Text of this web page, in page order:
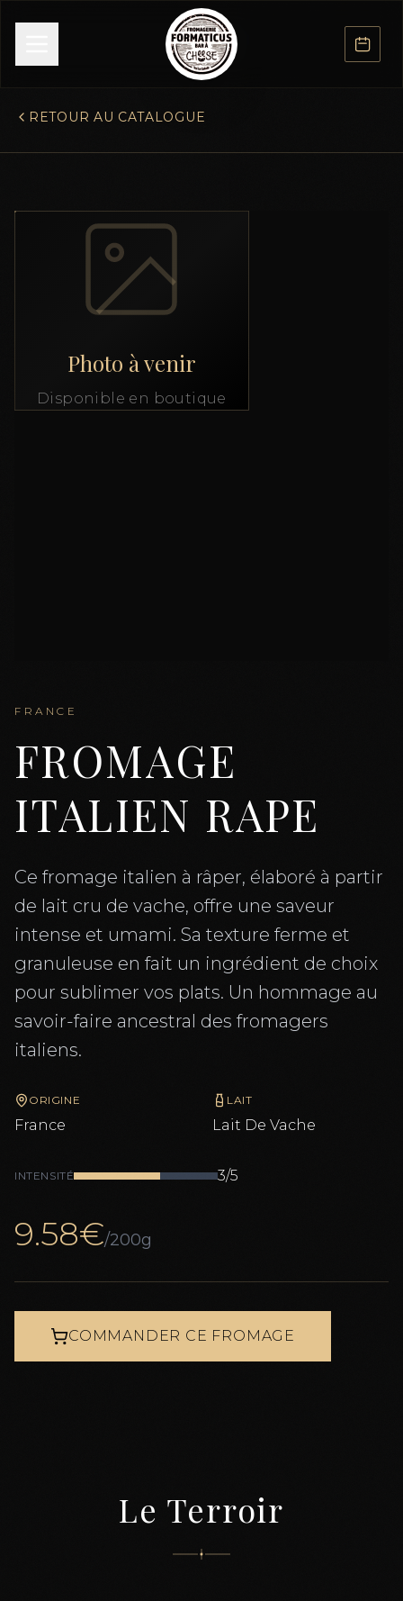
RETOUR AU CATALOGUE
Photo à venir
Disponible en boutique
FRANCE
FROMAGE
ITALIEN RAPE
Ce fromage italien à râper, élaboré à partir
de lait cru de vache, offre une saveur
intense et umami. Sa texture ferme et
granuleuse en fait un ingrédient de choix
pour sublimer vos plats. Un hommage au
savoir-faire ancestral des fromagers
italiens.
ORIGINE
France
LAIT
Lait De Vache
INTENSITÉ 3/5
9.58€/200g
COMMANDER CE FROMAGE
Le Terroir